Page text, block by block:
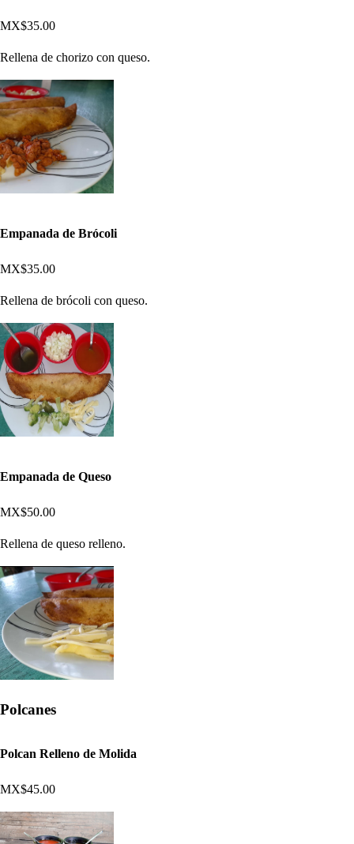
MX$35.00
Rellena de chorizo con queso.
Empanada de Brócoli
MX$35.00
Rellena de brócoli con queso.
Empanada de Queso
MX$50.00
Rellena de queso relleno.
Polcanes
Polcan Relleno de Molida
MX$45.00